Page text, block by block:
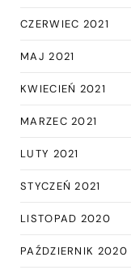
CZERWIEC 2021
MAJ 2021
KWIECIEŃ 2021
MARZEC 2021
LUTY 2021
STYCZEŃ 2021
LISTOPAD 2020
PAŹDZIERNIK 2020